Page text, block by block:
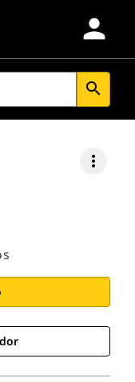
person
search
more_vert